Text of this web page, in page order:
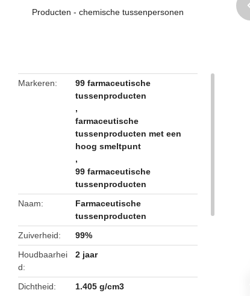
Producten - chemische tussenpersonen
Markeren
99 farmaceutische
tussenproducten
,
farmaceutische
tussenproducten met een
hoog smeltpunt
,
99 farmaceutische
tussenproducten
Naam
Farmaceutische
tussenproducten
Zuiverheid
99%
Houdbaarhei
d
2 jaar
Dichtheid 1.405 g/cm3